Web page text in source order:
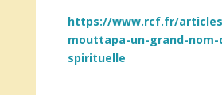
https://www.rcf.fr/
mouttapa-un-grand-
spirituelle